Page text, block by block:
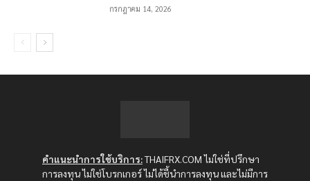
กรกฎาคม 14, 2026
คำแนะนำการใช้บริการ:THAIFRX.COM ไม่ใช่ที่ปรึกษา
การลงทุน ไม่ใช่โบรกเกอร์ ไม่ได้ชี้นำการลงทุน และไม่มีการ